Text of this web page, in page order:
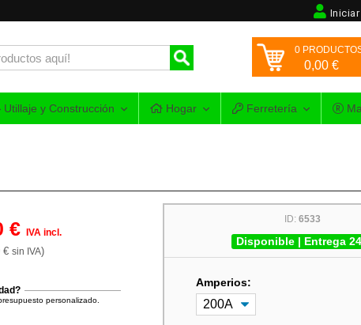
0
0,00 €
Utillaje y Construcción Hogar Ferretería
€IVA incl.
€sin IVA)
personalizado.
ID: 6533
Disponible | Entrega
Amperios: